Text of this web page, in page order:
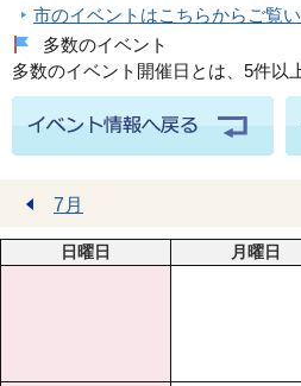
市のイベントはこちらからご覧い
多数のイベント
多数のイベント開催日とは、5件以
7月
日曜日 月曜日